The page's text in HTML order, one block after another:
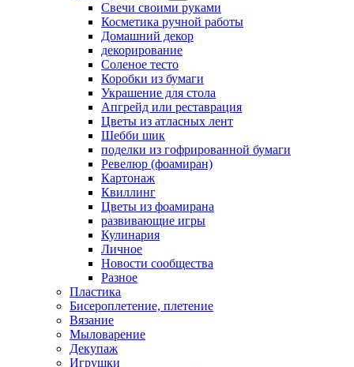
Свечи своими руками
Косметика ручной работы
Домашний декор
декорирование
Соленое тесто
Коробки из бумаги
Украшение для стола
Апгрейд или реставрация
Цветы из атласных лент
Шебби шик
поделки из гофрированной бумаги
Ревелюр (фоамиран)
Картонаж
Квиллинг
Цветы из фоамирана
развивающие игры
Кулинария
Личное
Новости сообщества
Разное
Пластика
Бисероплетение, плетение
Вязание
Мыловарение
Декупаж
Игрушки